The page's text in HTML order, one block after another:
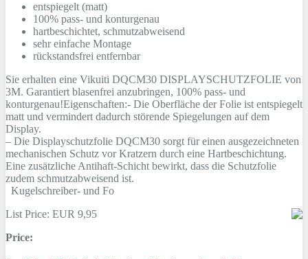
entspiegelt (matt)
100% pass- und konturgenau
hartbeschichtet, schmutzabweisend
sehr einfache Montage
rückstandsfrei entfernbar
Sie erhalten eine Vikuiti DQCM30 DISPLAYSCHUTZFOLIE von
3M. Garantiert blasenfrei anzubringen, 100% pass- und
konturgenau!Eigenschaften:- Die Oberfläche der Folie ist entspiegelt
matt und vermindert dadurch störende Spiegelungen auf dem
Display.
– Die Displayschutzfolie DQCM30 sorgt für einen ausgezeichneten
mechanischen Schutz vor Kratzern durch eine Hartbeschichtung.
Eine zusätzliche Antihaft-Schicht bewirkt, dass die Schutzfolie
zudem schmutzabweisend ist.
Kugelschreiber- und Fo
List Price: EUR 9,95
Price: